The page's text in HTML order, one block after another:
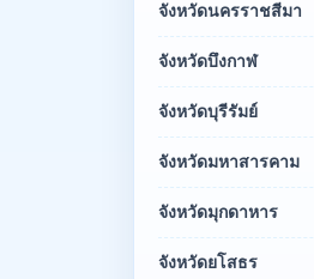
จังหวัดนครราชสีมา
จังหวัดบึงกาฬ
จังหวัดบุรีรัมย์
จังหวัดมหาสารคาม
จังหวัดมุกดาหาร
จังหวัดยโสธร